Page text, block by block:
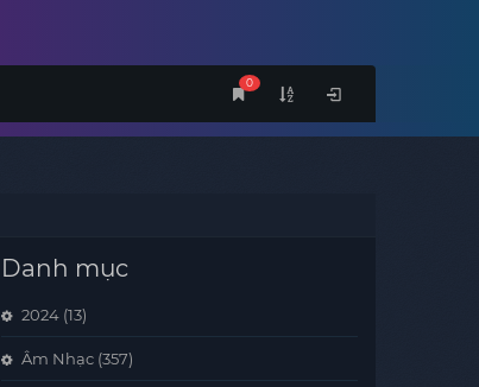
0
Danh mục
2024 (13)
Âm Nhạc (357)